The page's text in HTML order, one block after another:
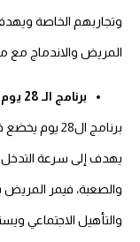
وتجاربهم الخاصة ويهدف
المريض والاندماج مع
برنامج الـ 28 يوم:
برنامج ال28
يهدف إلى سرعة التدخل
والصعبة، فيمر المريض
والتأهيل الاجتماعي